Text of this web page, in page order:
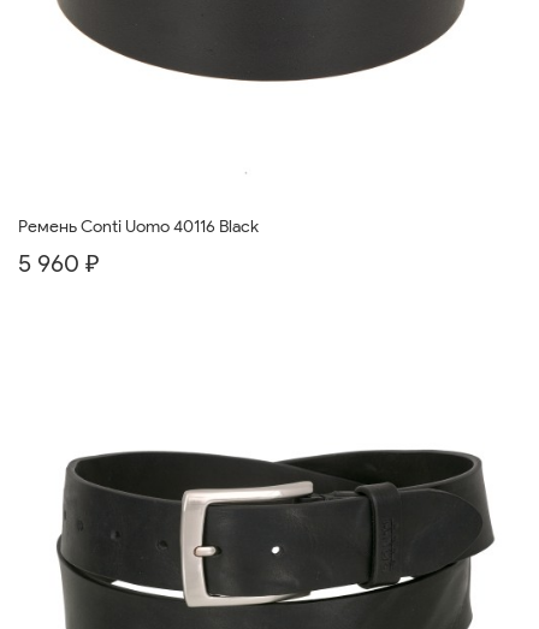
Ремень Conti Uomo 40116 Black
5 960 ₽